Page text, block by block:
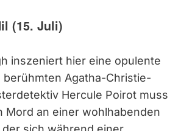
(15. Juli)
inszeniert hier eine opulente
berühmten Agatha-Christie-
Hercule Poirot muss
Mord an einer wohlhabenden